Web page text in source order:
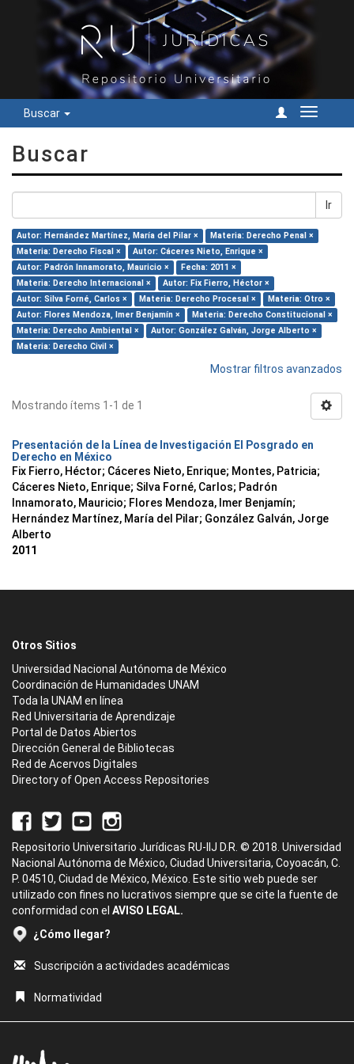
Buscar
Cambiar
Buscar
Ir
Autor: Hernández Martínez, María del Pilar ×
Materia: Derecho Penal ×
Materia: Derecho Fiscal ×
Autor: Cáceres Nieto, Enrique ×
Autor: Padrón Innamorato, Mauricio ×
Fecha: 2011 ×
Materia: Derecho Internacional ×
Autor: Fix Fierro, Héctor ×
Autor: Silva Forné, Carlos ×
Materia: Derecho Procesal ×
Materia: Otro ×
Autor: Flores Mendoza, Imer Benjamín ×
Materia: Derecho Constitucional ×
Materia: Derecho Ambiental ×
Autor: González Galván, Jorge Alberto ×
Materia: Derecho Civil ×
Mostrar filtros avanzados
Mostrando ítems 1-1 de 1
Presentación de la Línea de Investigación El Posgrado en
Derecho en México
Fix Fierro, Héctor; Cáceres Nieto, Enrique; Montes, Patricia;
Cáceres Nieto, Enrique; Silva Forné, Carlos; Padrón
Innamorato, Mauricio; Flores Mendoza, Imer Benjamín;
Hernández Martínez, María del Pilar; González Galván, Jorge
Alberto
2011
Otros Sitios
Universidad Nacional Autónoma de México
Coordinación de Humanidades UNAM
Toda la UNAM en línea
Red Universitaria de Aprendizaje
Portal de Datos Abiertos
Dirección General de Bibliotecas
Red de Acervos Digitales
Directory of Open Access Repositories
Repositorio Universitario Jurídicas RU-IIJ D.R. © 2018. Universidad
Nacional Autónoma de México, Ciudad Universitaria, Coyoacán, C.
P. 04510, Ciudad de México, México. Este sitio web puede ser
utilizado con fines no lucrativos siempre que se cite la fuente de
conformidad con el AVISO LEGAL.
¿Cómo llegar?
Suscripción a actividades académicas
Normatividad